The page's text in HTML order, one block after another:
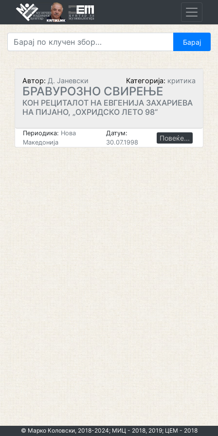
Автор: Д. Јаневски Категорија: критика
БРАВУРОЗНО СВИРЕЊЕ
КОН РЕЦИТАЛОТ НА ЕВГЕНИЈА ЗАХАРИЕВА
НА ПИЈАНО, „ОХРИДСКО ЛЕТО 98“
Периодика: Нова
Македонија
Датум:
30.07.1998
Повеќе...
© Марко Коловски, 2018-2024; МИЦ - 2018, 2019; ЦЕМ - 2018